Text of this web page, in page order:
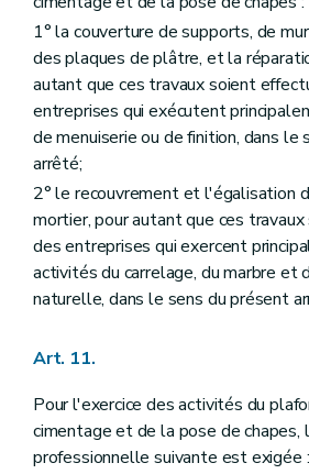
1° la couverture de supports, de
des plaques de plâtre, et la
autant que ces travaux soient
entreprises qui exécutent
de menuiserie ou de finition, dans le
arrêté;
2° le recouvrement et l'égalisation
mortier, pour autant que ces
des entreprises qui exercent
activités du carrelage, du marbre et
naturelle, dans le sens du présent
Art. 11.
Pour l'exercice des activités du
cimentage et de la pose de chapes,
professionnelle suivante est exigée :